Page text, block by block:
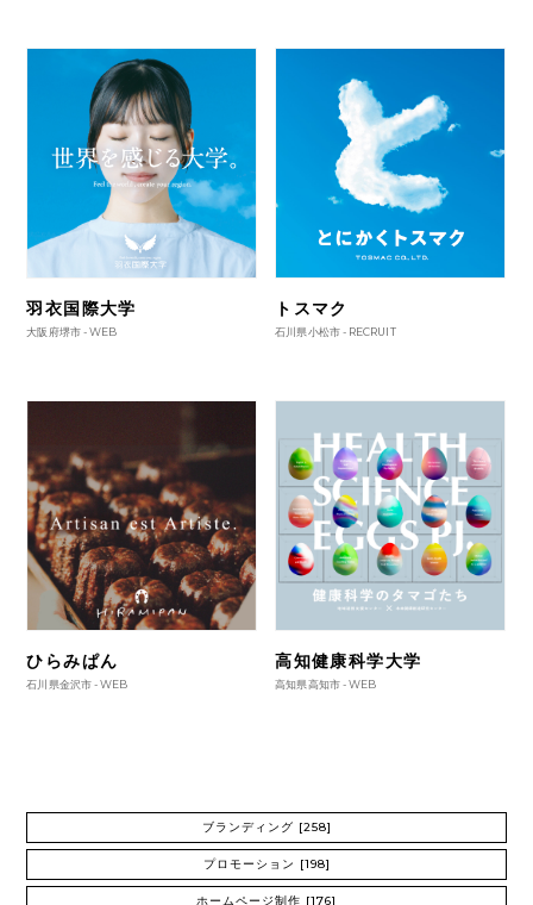
羽衣国際大学
大阪府堺市 -WEB
トスマク
石川県小松市 - RECRUIT
ひらみぱん
石川県金沢市 -WEB
高知健康科学大学
高知県高知市 -WEB
ブランディング [258]
プロモーション [198]
ホームページ制作 [176]